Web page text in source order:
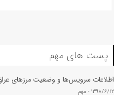
پست های مهم
اطلاعات سرویس‌ها و وضعیت مرزهای عراق
۱۳۹۸/۶/۱۲ - مهم